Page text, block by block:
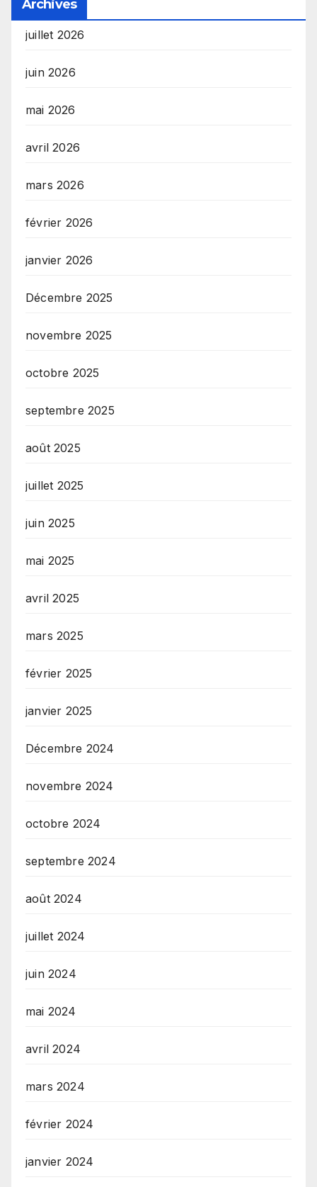
Archives
juillet 2026
juin 2026
mai 2026
avril 2026
mars 2026
février 2026
janvier 2026
Décembre 2025
novembre 2025
octobre 2025
septembre 2025
août 2025
juillet 2025
juin 2025
mai 2025
avril 2025
mars 2025
février 2025
janvier 2025
Décembre 2024
novembre 2024
octobre 2024
septembre 2024
août 2024
juillet 2024
juin 2024
mai 2024
avril 2024
mars 2024
février 2024
janvier 2024